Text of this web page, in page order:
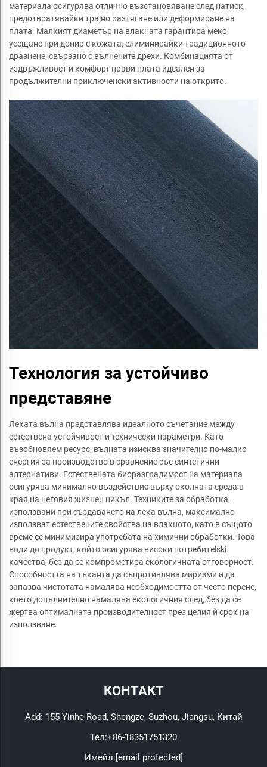
материала осигурява отлично възстановяване след натиск,
предотвратявайки трајно разтягане или деформиране на
платa. Малкият диаметър на влакната гарантира меко
усещане при допир с кожата, елиминирайки традиционното
дразнене, свързано с вълнените дрехи. Комбинацията от
издръжливост и комфорт прави платa идеален за
продължителни приключенски активности на открито.
Технология за устойчиво
представяне
Леката вълна представлява идеалното съчетание между
естествена устойчивост и технически параметри. Като
възобновяем ресурс, вълната изисква значително по-малко
енергия за производство в сравнение със синтетични
алтернативи. Естествената биоразградимост на материала
осигурява минимално въздействие върху околната среда в
края на неговия жизнен цикъл. Техниките за обработка,
използвани при създаването на лека вълна, максимално
използват естествените свойства на влакното, като в същото
време се минимизира употребата на химични обработки. Това
води до продукт, който осигурява високи потребитelski
качества, без да се компрометира екологичната отговорност.
Способността на тъканта да съпротивлява миризми и да
запазва чистотата намалява необходимостта от често перене,
което допълнително намалява екологичния след, без да се
жертва оптималната производителност през целия ѝ срок на
използване.
КОНТАКТ
Add: 155 Yinhe Road, Shengze, Suzhou, Jiangsu, Китай
Тел:+86-18351751320
Имейл:[email protected]